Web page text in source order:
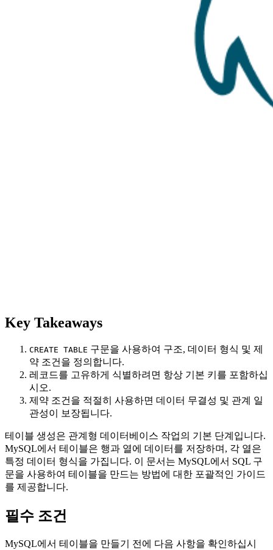
Key Takeaways
CREATE TABLE 구문을 사용하여 구조, 데이터 형식 및 제
약 조건을 정의합니다.
레코드를 고유하게 식별하려면 항상 기본 키를 포함하십
시오.
제약 조건을 적절히 사용하면 데이터 무결성 및 관계 일
관성이 보장됩니다.
테이블 생성은 관계형 데이터베이스 작업의 기본 단계입니다.
MySQL에서 테이블은 행과 열에 데이터를 저장하며, 각 열은
특정 데이터 형식을 가집니다. 이 문서는 MySQL에서 SQL 구
문을 사용하여 테이블을 만드는 방법에 대한 포괄적인 가이드
를 제공합니다.
필수 조건
MySQL에서 테이블을 만들기 전에 다음 사항을 확인하십시